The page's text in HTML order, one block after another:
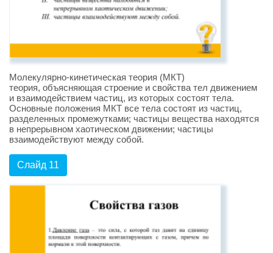
Молекулярно-кинетическая теория (МКТ)
теория, объясняющая строение и свойства тел движением
и взаимодействием частиц, из которых состоят тела.
Основные положения МКТ все тела состоят из частиц,
разделенных промежутками; частицы вещества находятся
в непрерывном хаотическом движении; частицы
взаимодействуют между собой.
Слайд 11